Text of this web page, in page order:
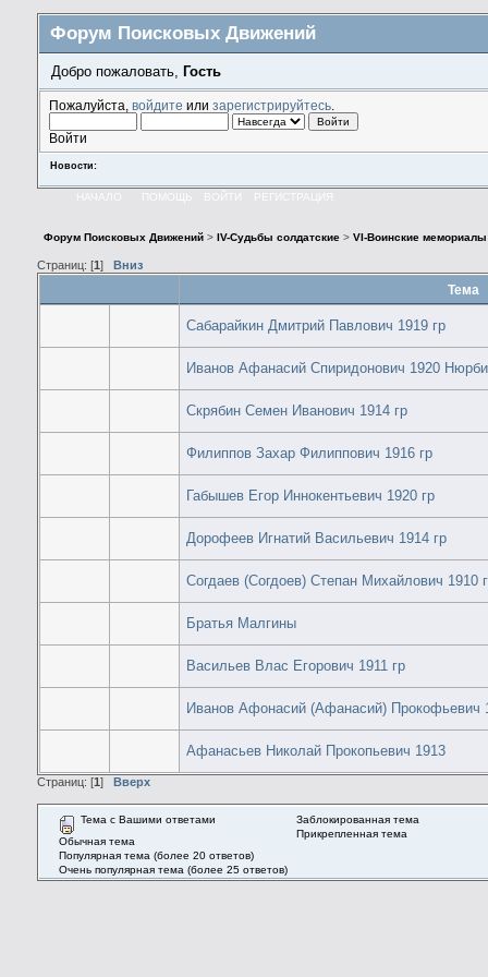
Форум Поисковых Движений
Добро пожаловать, Гость
Пожалуйста, войдите или зарегистрируйтесь.
Войти
Новости:
НАЧАЛО ПОМОЩЬ ВОЙТИ РЕГИСТРАЦИЯ
Форум Поисковых Движений > IV-Судьбы солдатские >VI-Воинские
Страниц: [1 ] Вниз
Тема
Сабарайкин Дмитрий Павлович 1919 гр
Иванов Афанасий Спиридонович 1920
Скрябин Семен Иванович 1914 гр
Филиппов Захар Филиппович 1916 гр
Габышев Егор Иннокентьевич 1920 гр
Дорофеев Игнатий Васильевич 1914 гр
Согдаев (Согдоев) Степан Михайлович 1910
Братья Малгины
Васильев Влас Егорович 1911 гр
Иванов Афонасий (Афанасий)
Афанасьев Николай Прокопьевич 1913
Страниц: [1 ] Вверх
Тема с Вашими ответами
Обычная тема
Популярная тема (более 20 ответов)
Очень популярная тема (более 25 ответов)
Заблокированная тема
Прикрепленная тема